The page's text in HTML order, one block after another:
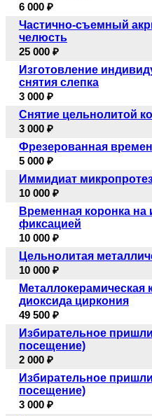
6 000 ₽
Частично-съемный
челюсть
25 000 ₽
Изготовление
снятия слепка
3 000 ₽
Снятие цельнолитой
3 000 ₽
Фрезерованная
5 000 ₽
Иммидиат
10 000 ₽
Временная коронка на
фиксацией
10 000 ₽
Цельнолитая
10 000 ₽
Металлокерамическая
диоксида циркония
49 500 ₽
Избирательное
посещение)
2 000 ₽
Избирательное
посещение)
3 000 ₽